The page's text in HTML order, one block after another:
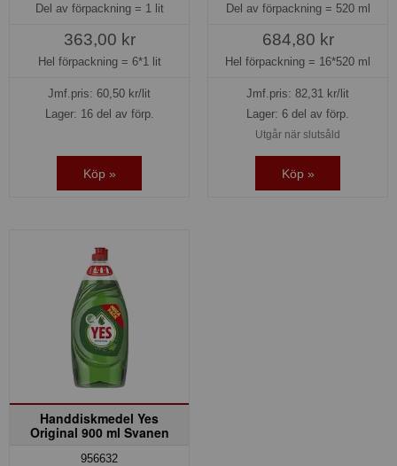
Del av förpackning = 1 lit
363,00 kr
Hel förpackning = 6*1 lit
Jmf.pris: 60,50 kr/lit
Lager: 16 del av förp.
Köp »
Del av förpackning = 520 ml
684,80 kr
Hel förpackning = 16*520 ml
Jmf.pris: 82,31 kr/lit
Lager: 6 del av förp.
Utgår när slutsåld
Köp »
Handdiskmedel Yes
Original 900 ml Svanen
956632